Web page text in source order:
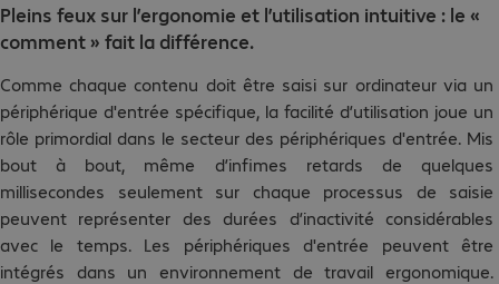
Pleins feux sur l’ergonomie et l’utilisation intuitive : le «
comment » fait la différence.
Comme chaque contenu doit être saisi sur ordinateur via un
périphérique d'entrée spécifique, la facilité d’utilisation joue un
rôle primordial dans le secteur des périphériques d'entrée. Mis
bout à bout, même d’infimes retards de quelques
millisecondes seulement sur chaque processus de saisie
peuvent représenter des durées d’inactivité considérables
avec le temps. Les périphériques d'entrée peuvent être
intégrés dans un environnement de travail ergonomique.